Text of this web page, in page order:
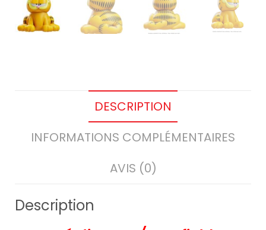
DESCRIPTION
INFORMATIONS COMPLÉMENTAIRES
AVIS (0)
Description